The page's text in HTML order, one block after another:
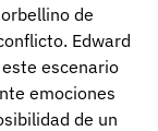
de
Edward
escenario
emociones
de un